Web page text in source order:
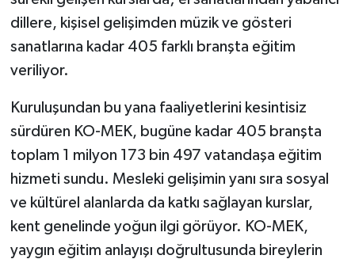
dillere, kişisel gelişimden müzik ve gösteri
sanatlarına kadar 405 farklı branşta eğitim
veriliyor.
Kuruluşundan bu yana faaliyetlerini kesintisiz
sürdüren KO-MEK, bugüne kadar 405 branşta
toplam 1 milyon 173 bin 497 vatandaşa eğitim
hizmeti sundu. Mesleki gelişimin yanı sıra sosyal
ve kültürel alanlarda da katkı sağlayan kurslar,
kent genelinde yoğun ilgi görüyor. KO-MEK,
yaygın eğitim anlayışı doğrultusunda bireylerin